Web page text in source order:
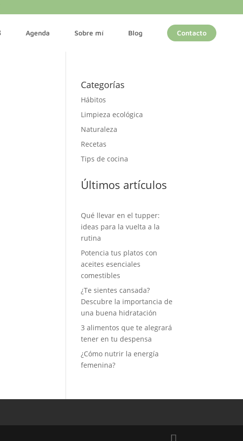
Agenda Sobre mí Blog Contacto
Categorías
Hábitos
Limpieza ecológica
Naturaleza
Recetas
Tips de cocina
Últimos artículos
Qué llevar en el tupper:
ideas para la vuelta a la
rutina
Potencia tus platos con
aceites esenciales
comestibles
¿Te sientes cansada?
Descubre la importancia de
una buena hidratación
3 alimentos que te alegrará
tener en tu despensa
¿Cómo nutrir la energía
femenina?